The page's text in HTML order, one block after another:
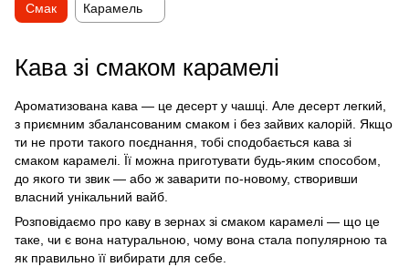
Кава зі смаком карамелі
Ароматизована кава — це десерт у чашці. Але десерт легкий,
з приємним збалансованим смаком і без зайвих калорій. Якщо
ти не проти такого поєднання, тобі сподобається кава зі
смаком карамелі. Її можна приготувати будь-яким способом,
до якого ти звик — або ж заварити по-новому, створивши
власний унікальний вайб.
Розповідаємо про каву в зернах зі смаком карамелі — що це
таке, чи є вона натуральною, чому вона стала популярною та
як правильно її вибирати для себе.
Смак Карамель